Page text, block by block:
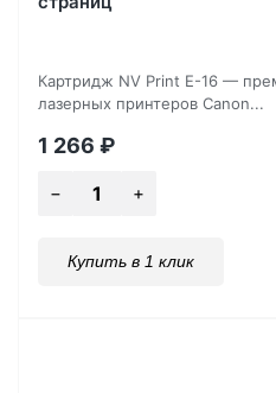
Картридж NV Print E-16 —
лазерных принтеров Canon...
1 266 ₽
Купить в 1 клик